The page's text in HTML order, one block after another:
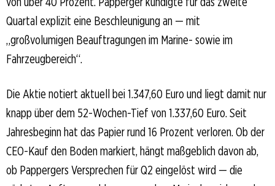
Quartal explizit eine Beschleunigung an — mit
„großvolumigen Beauftragungen im Marine- sowie im
Fahrzeugbereich“.
Die Aktie notiert aktuell bei 1.347,60 Euro und liegt damit nur
knapp über dem 52-Wochen-Tief von 1.337,60 Euro. Seit
Jahresbeginn hat das Papier rund 16 Prozent verloren. Ob der
CEO-Kauf den Boden markiert, hängt maßgeblich davon ab,
ob Pappergers Versprechen für Q2 eingelöst wird — die